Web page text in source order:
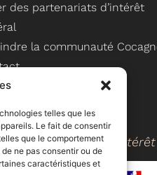
telles que les
Le fait de consentir
que le comportement
ne pas consentir ou de
caractéristiques et
des partenariats d’intérêt
la communauté
un acteur